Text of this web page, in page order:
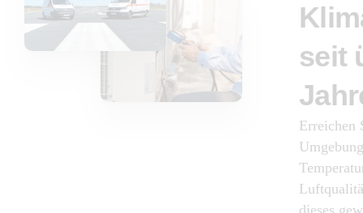
seit
Erreichen